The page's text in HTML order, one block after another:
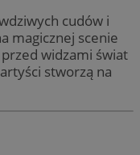
cudów i
magicznej scenie
widzami świat
stworzą na